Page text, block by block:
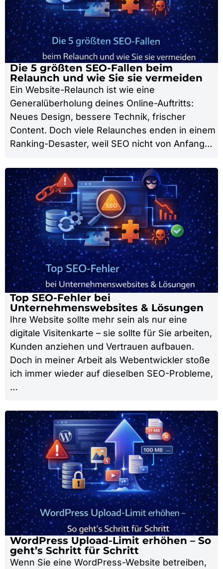
Die 5 größten SEO-Fallen beim
Relaunch und wie Sie sie vermeiden
Ein Website-Relaunch ist wie eine
Generalüberholung deines Online-Auftritts:
Neues Design, bessere Technik, frischer
Content. Doch viele Relaunches enden in einem
Ranking-Desaster, weil SEO nicht von Anfang…
Top SEO-Fehler bei
Unternehmenswebsites & Lösungen
Ihre Website sollte mehr sein als nur eine
digitale Visitenkarte – sie sollte für Sie arbeiten,
Kunden anziehen und Vertrauen aufbauen.
Doch in meiner Arbeit als Webentwickler stoße
ich immer wieder auf dieselben SEO-Probleme,
…
WordPress Upload-Limit erhöhen – So
geht’s Schritt für Schritt
Wenn Sie eine WordPress-Website betreiben,